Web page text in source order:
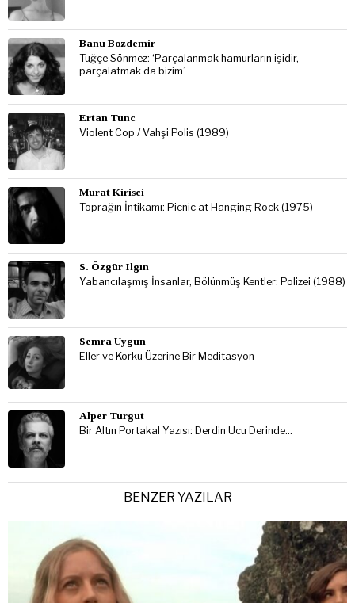
Banu Bozdemir
Tuğçe Sönmez: ‘Parçalanmak hamurların işidir,
parçalatmak da bizim’
Ertan Tunc
Violent Cop / Vahşi Polis (1989)
Murat Kirisci
Toprağın İntikamı: Picnic at Hanging Rock (1975)
S. Özgür Ilgın
Yabancılaşmış İnsanlar, Bölünmüş Kentler: Polizei (1988)
Semra Uygun
Eller ve Korku Üzerine Bir Meditasyon
Alper Turgut
Bir Altın Portakal Yazısı: Derdin Ucu Derinde…
BENZER YAZILAR